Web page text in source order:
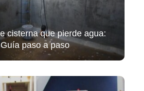
cisterna que pierde agua:
Guía paso a paso